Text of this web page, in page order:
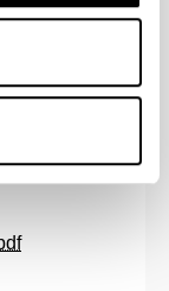
ventana)
ventana)
ventana)